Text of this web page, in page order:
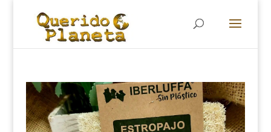
de
productos